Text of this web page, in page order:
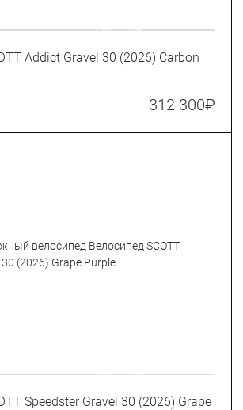
Addict Gravel 30 (2026) Carbon
312 300₽
Speedster Gravel 30 (2026) Grape